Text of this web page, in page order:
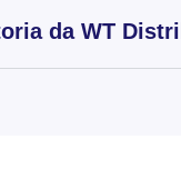
da WT